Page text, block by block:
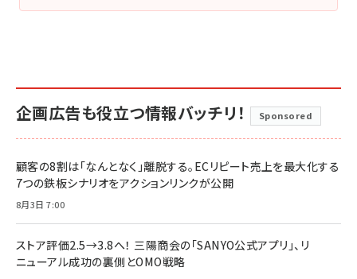
企画広告も役立つ情報バッチリ！ Sponsored
顧客の8割は「なんとなく」離脱する。ECリピート売上を最大化する
7つの鉄板シナリオをアクションリンクが公開
8月3日 7:00
ストア評価2.5→3.8へ！ 三陽商会の「SANYO公式アプリ」、リ
ニューアル成功の裏側とOMO戦略